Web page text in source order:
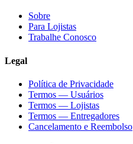
Sobre
Para Lojistas
Trabalhe Conosco
Legal
Política de Privacidade
Termos — Usuários
Termos — Lojistas
Termos — Entregadores
Cancelamento e Reembolso